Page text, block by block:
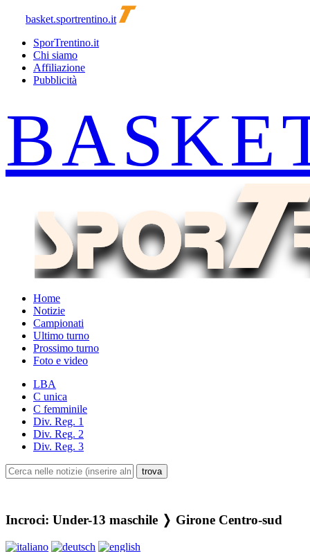
basket.sportrentino.it
SporTrentino.it
Chi siamo
Affiliazione
Pubblicità
Home
Notizie
Campionati
Ultimo turno
Prossimo turno
Foto e video
LBA
C unica
C femminile
Div. Reg. 1
Div. Reg. 2
Div. Reg. 3
Incroci: Under-13 maschile ❭ Girone Centro-sud